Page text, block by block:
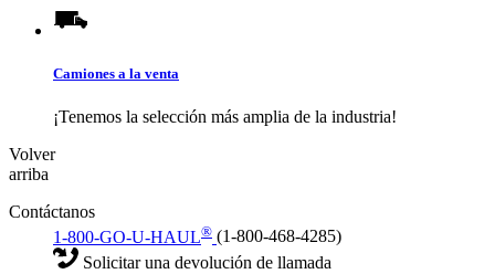
Camiones a la venta
¡Tenemos la selección más amplia de la industria!
Volver
arriba
Contáctanos
1-800-GO-U-HAUL® (1-800-468-4285)
Solicitar una devolución de llamada